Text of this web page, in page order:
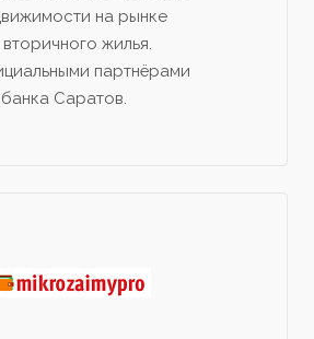
на рынке
жилья.
партнёрами
Саратов.